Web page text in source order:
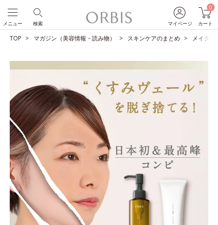
マイページ
0
カート
検索
メニュー
TOP マガジン（美容情報・読み物） スキンケアのまとめ メイクも